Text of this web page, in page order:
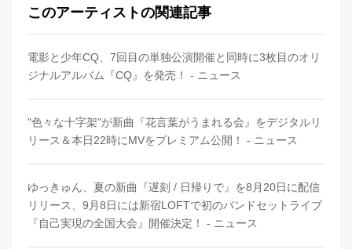
このアーティストの関連記事
電影と少年CQ、7回目の単独公演開催と同時に3枚目のオリ
ジナルアルバム『CQ』を発売！ - ニュース
"色々な十字架"が新曲『花言葉がうまれる会』をデジタルリ
リース＆本日22時にMVをプレミアム公開！ - ニュース
ゆっきゅん、夏の新曲『遅刻 / 日帰りで』を8月20日に配信
リリース、9月8日には新宿LOFTで初のバンドセットライブ
『自己実現の全国大会』開催決定！ - ニュース